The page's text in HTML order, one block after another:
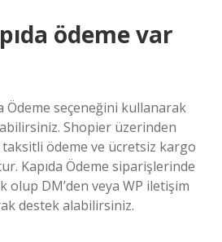
ödeme var
Ödeme seçeneğini kullanarak
Shopier üzerinden
ödeme ve ücretsiz kargo
Kapıda Ödeme siparişlerinde
olup DM’den veya WP iletişim
destek alabilirsiniz.